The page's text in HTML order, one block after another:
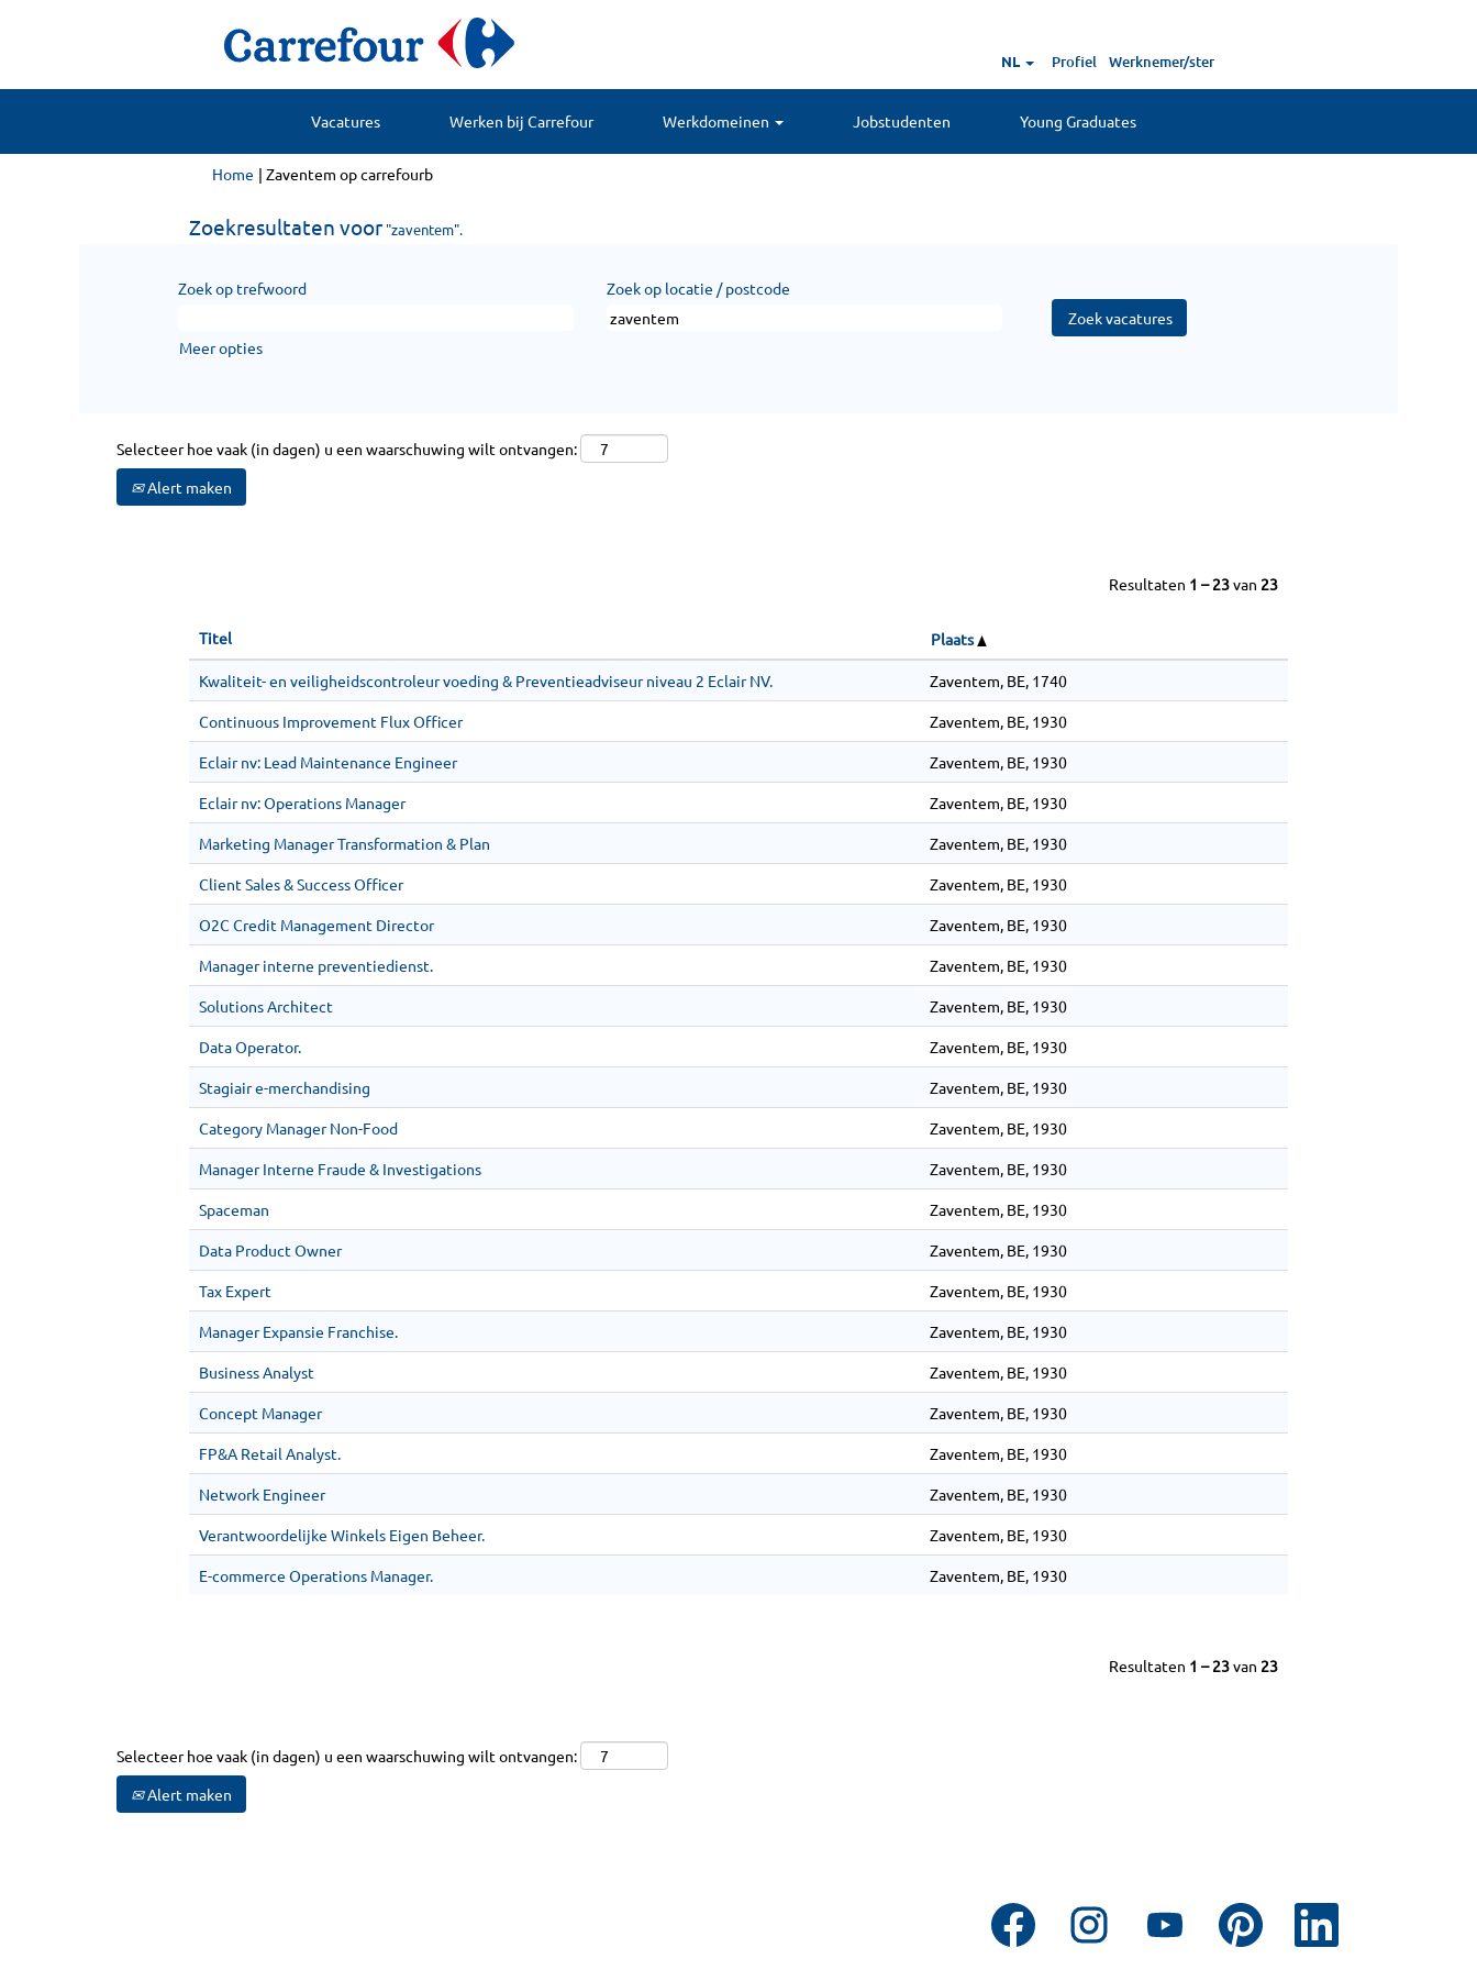
NL Profiel Werknemer/ster
Vacatures Werken bij Carrefour Werkdomeinen Jobstudenten Young Graduates
Home | Zaventem op carrefourb(huidige
Zoekresultaten voor "zaventem".
Zoek op trefwoord Zoek op locatie / postcode
Meer opties
Selecteer hoe vaak (in dagen) u een waarschuwing wilt ontvangen:
Alert maken
Resultaten 1 – 23van 23
Titel Plaats
Kwaliteit- en veiligheidscontroleur voeding & Preventieadviseur niveau 2 Eclair NV. Zaventem, BE, 1740
Continuous Improvement Flux Officer Zaventem, BE, 1930
Eclair nv: Lead Maintenance Engineer Zaventem, BE, 1930
Eclair nv: Operations Manager Zaventem, BE, 1930
Marketing Manager Transformation & Plan Zaventem, BE, 1930
Client Sales & Success Officer Zaventem, BE, 1930
O2C Credit Management Director Zaventem, BE, 1930
Manager interne preventiedienst. Zaventem, BE, 1930
Solutions Architect Zaventem, BE, 1930
Data Operator. Zaventem, BE, 1930
Stagiair e-merchandising Zaventem, BE, 1930
Category Manager Non-Food Zaventem, BE, 1930
Manager Interne Fraude & Investigations Zaventem, BE, 1930
Spaceman Zaventem, BE, 1930
Data Product Owner Zaventem, BE, 1930
Tax Expert Zaventem, BE, 1930
Manager Expansie Franchise. Zaventem, BE, 1930
Business Analyst Zaventem, BE, 1930
Concept Manager Zaventem, BE, 1930
FP&A Retail Analyst. Zaventem, BE, 1930
Network Engineer Zaventem, BE, 1930
Verantwoordelijke Winkels Eigen Beheer. Zaventem, BE, 1930
E-commerce Operations Manager. Zaventem, BE, 1930
Resultaten 1 – 23van 23
Selecteer hoe vaak (in dagen) u een waarschuwing wilt ontvangen:
Alert maken
O
p
e
O
p
e
O
n